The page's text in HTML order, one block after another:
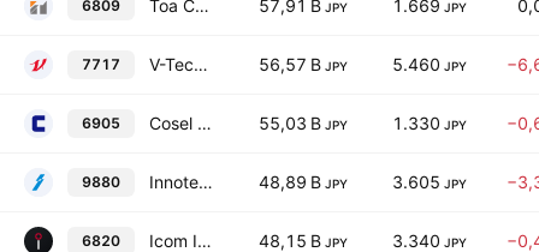
6809 Toa Corporation 57,91 B JPY 1.669 JPY
7717 V-Technology Co., Ltd. 56,57 B JPY 5.460 JPY
6905 Cosel Co., Ltd. 55,03 B JPY 1.330 JPY
9880 Innotech Corporation 48,89 B JPY 3.605 JPY
6820 Icom Incorporated 48,15 B JPY 3.340 JPY